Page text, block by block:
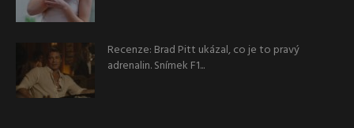
Recenze: Brad Pitt ukázal, co je to pravý
adrenalin. Snímek F1...